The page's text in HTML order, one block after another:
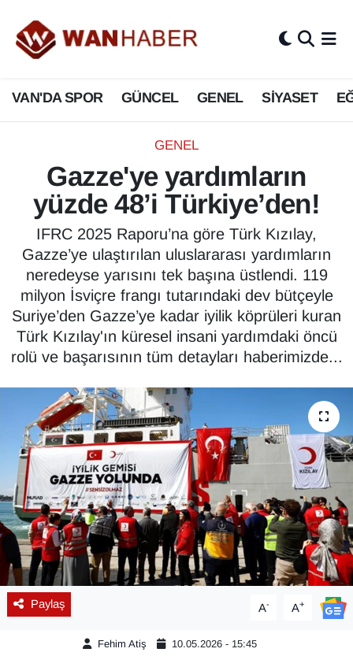
VAN'DA SPOR GÜNCEL GENEL SİYASET
GENEL
Gazze'ye yardımların
yüzde 48’i Türkiye’den!
IFRC 2025 Raporu’na göre Türk Kızılay,
Gazze’ye ulaştırılan uluslararası yardımların
neredeyse yarısını tek başına üstlendi. 119
milyon İsviçre frangı tutarındaki dev bütçeyle
Suriye’den Gazze’ye kadar iyilik köprüleri kuran
Türk Kızılay'ın küresel insani yardımdaki öncü
rolü ve başarısının tüm detayları haberimizde...
Paylaş A- A+
Fehim Atiş 10.05.2026 - 15:45
3.SAYFA
ASAYİŞ
BİLİM VE TEKNOLOJİ
Biyografi
Bölge Haberleri
ÇEVRE
Deprem
Dernekler, Odalar
DÜNYA
EĞİTİM
EKONOMİ
Eleman
Emlak
En çok konuşulanlar
Van Nöbetçi Eczaneler
Van Hava Durumu
Van Namaz Vakitleri
Van Trafik Yoğunluk Haritası
Süper Lig Puan Durumu ve Fikstür
Tüm Manşetler
Son Dakika Haberleri
Haber Arşivi